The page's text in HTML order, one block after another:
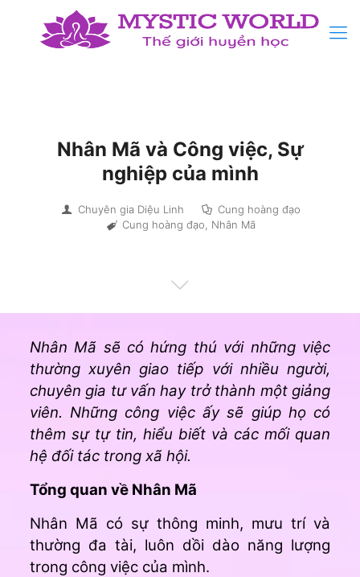
Nhân Mã và Công việc, Sự
nghiệp của mình
Chuyên gia Diệu Linh
Cung hoàng đạo
Cung hoàng đạo
Nhân Mã
Nhân Mã sẽ có hứng thú với những việc
thường xuyên giao tiếp với nhiều người,
chuyên gia tư vấn hay trở thành một giảng
viên. Những công việc ấy sẽ giúp họ có
thêm sự tự tin, hiểu biết và các mối quan
hệ đối tác trong xã hội.
Tổng quan về Nhân Mã
Nhân Mã có sự thông minh, mưu trí và
thường đa tài, luôn dồi dào năng lượng
trong công việc của mình.